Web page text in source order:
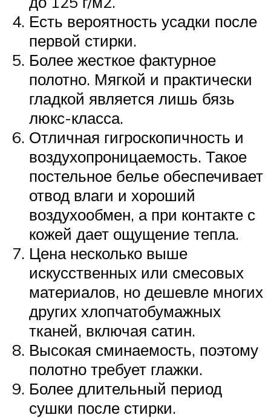
Есть вероятность усадки после
первой стирки.
Более жесткое фактурное
полотно. Мягкой и практически
гладкой является лишь бязь
люкс-класса.
Отличная гигроскопичность и
воздухопроницаемость. Такое
постельное белье обеспечивает
отвод влаги и хороший
воздухообмен, а при контакте с
кожей дает ощущение тепла.
Цена несколько выше
искусственных или смесовых
материалов, но дешевле многих
других хлопчатобумажных
тканей, включая сатин.
Высокая сминаемость, поэтому
полотно требует глажки.
Более длительный период
сушки после стирки.